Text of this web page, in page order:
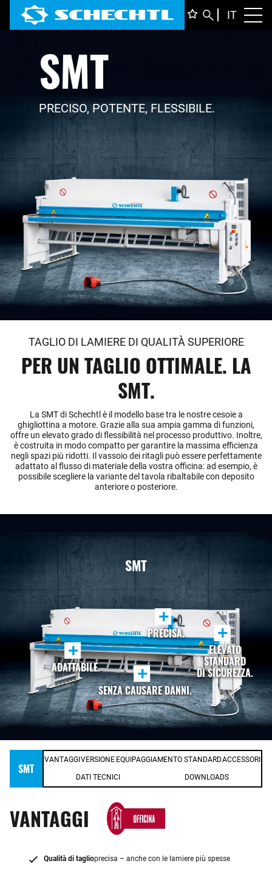
IT
SMT
PRECISO, POTENTE, FLESSIBILE.
TAGLIO DI LAMIERE DI QUALITÀ SUPERIORE
PER UN TAGLIO OTTIMALE. LA
SMT.
La SMT di Schechtl è il modello base tra le nostre cesoie a
ghigliottina a motore. Grazie alla sua ampia gamma di funzioni,
offre un elevato grado di flessibilità nel processo produttivo. Inoltre,
è costruita in modo compatto per garantire la massima efficienza
negli spazi più ridotti. Il vassoio dei ritagli può essere perfettamente
adattato al flusso di materiale della vostra officina: ad esempio, è
possibile scegliere la variante del tavola ribaltabile con deposito
anteriore o posteriore.
SMT
+
PRECISA. +
ELEVATO
STANDARD
DI SICUREZZA.
+
ADATTABILE. +
SENZA CAUSARE DANNI.
SMT
VANTAGGI VERSIONE EQUIPAGGIAMENTO STANDARDACCESSORI
DATI TECNICI DOWNLOADS
VANTAGGI
Qualità di taglioprecisa – anche con le lamiere più spesse